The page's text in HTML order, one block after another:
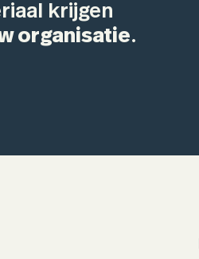
krijgen
organisatie.